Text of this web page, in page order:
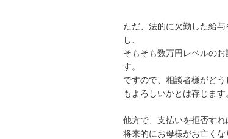
ただ、法的に欠勤した給
し、
そもそも数万円レベルの
す。
ですので、相談者様がど
もよろしいかとは存じます
他方で、支払いを拒否すれ
将来的にお母様がお亡く